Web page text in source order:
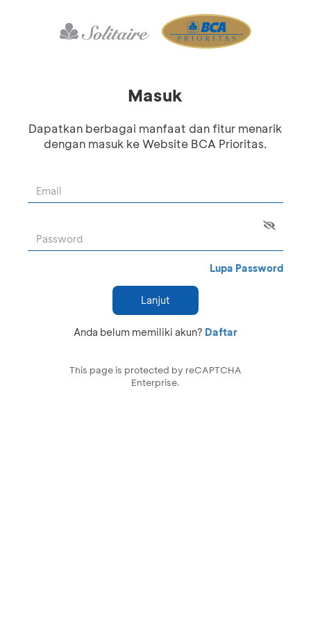
Masuk
Dapatkan berbagai manfaat dan fitur menarik
dengan masuk ke Website BCA Prioritas.
Lupa Password
Lanjut
Anda belum memiliki akun? Daftar
This page is protected by reCAPTCHA
Enterprise.